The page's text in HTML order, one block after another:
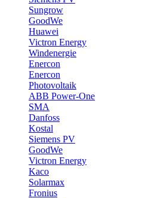
Sungrow
GoodWe
Huawei
Victron Energy
Windenergie
Enercon
Enercon
Photovoltaik
ABB Power-One
SMA
Danfoss
Kostal
Siemens PV
GoodWe
Victron Energy
Kaco
Solarmax
Fronius